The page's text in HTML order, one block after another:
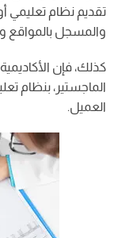
تقديم نظام تعليمي
والمسجل بالمواقع
كذلك، فإن
الماجستير، بنظام
العميل.